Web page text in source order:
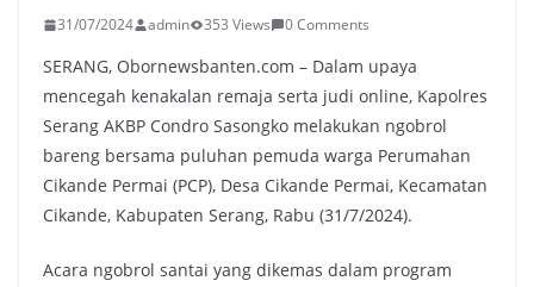
31/07/2024 admin 353 Views 0 Comments
SERANG, Obornewsbanten.com – Dalam upaya
mencegah kenakalan remaja serta judi online, Kapolres
Serang AKBP Condro Sasongko melakukan ngobrol
bareng bersama puluhan pemuda warga Perumahan
Cikande Permai (PCP), Desa Cikande Permai, Kecamatan
Cikande, Kabupaten Serang, Rabu (31/7/2024).
Acara ngobrol santai yang dikemas dalam program